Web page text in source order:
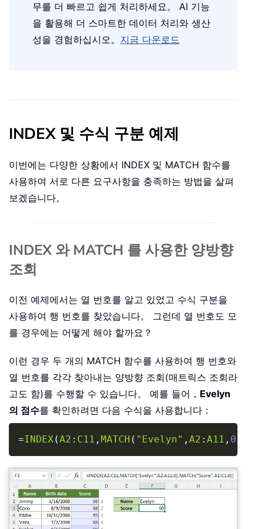
무를 더 빠르고 쉽게 처리하세요。 AI 기능
을 활용해 더 스마트한 데이터 처리와 생산
성을 경험하십시오。 지금 다운로드
INDEX 및 수식 구분 예제
이번에는 다양한 상황에서 INDEX 및 MATCH 함수를
사용하여 서로 다른 요구사항을 충족하는 방법을 살펴
보겠습니다。
INDEX 와 MATCH 를 사용한 양방향
조회
이전 예제에서는 열 번호를 알고 있었고 수식 구분을
사용하여 행 번호를 찾았습니다。 그런데 열 번호도 모
를 경우에는 어떻게 해야 할까요？
이런 경우 두 개의 MATCH 함수를 사용하여 행 번호와
열 번호를 각각 찾아내는 양방향 조회(매트릭스 조회라
고도 함)를 수행할 수 있습니다。 예를 들어， Evelyn
의 점수를 확인하려면 다음 수식을 사용합니다：
=INDEX(A2 : C11 , MATCH ( "Evelyn" , A2 : A11 , 0
Copy